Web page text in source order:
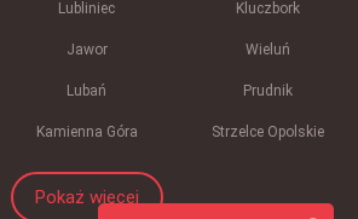
Lubliniec Kluczbork
Jawor Wieluń
Lubań Prudnik
Kamienna Góra Strzelce Opolskie
Pokaż więcej